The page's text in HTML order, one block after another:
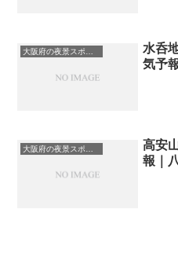
水呑
気予
高安
報｜